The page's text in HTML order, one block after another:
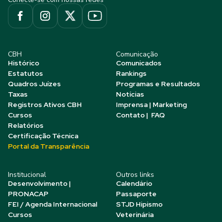
CBH
Histórico
Estatutos
Quadros Juízes
Taxas
Registros Ativos CBH
Cursos
Relatórios
Certificação Técnica
Portal da Transparência
Comunicação
Comunicados
Rankings
Programas e Resultados
Notícias
Imprensa | Marketing
Contato | FAQ
Institucional
Desenvolvimento |
PRONACAP
FEI / Agenda Internacional
Cursos
Outros links
Calendário
Passaporte
STJD Hipismo
Veterinária